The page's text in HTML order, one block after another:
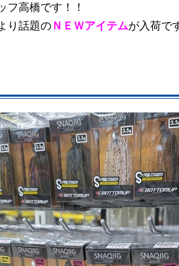
フ高橋です！！
り話題の ＮＥＷアイテムが入荷で